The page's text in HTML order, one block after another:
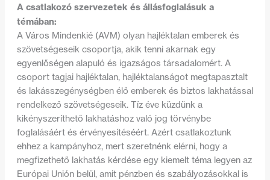
A csatlakozó szervezetek és állásfoglalásuk a
témában:
A Város Mindenkié (AVM) olyan hajléktalan emberek és
szövetségeseik csoportja, akik tenni akarnak egy
egyenlőségen alapuló és igazságos társadalomért. A
csoport tagjai hajléktalan, hajléktalanságot megtapasztalt
és lakásszegénységben élő emberek és biztos lakhatással
rendelkező szövetségeseik. Tíz éve küzdünk a
kikényszeríthető lakhatáshoz való jog törvénybe
foglalásáért és érvényesítéséért. Azért csatlakoztunk
ehhez a kampányhoz, mert szeretnénk elérni, hogy a
megfizethető lakhatás kérdése egy kiemelt téma legyen az
Európai Unión belül, amit pénzben és szabályozásokkal is